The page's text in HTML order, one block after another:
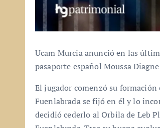
Ucam Murcia anunció en las
pasaporte español Moussa
El jugador comenzó su
Fuenlabrada se fijó en él y lo
decidió cederlo al Orbila de Leb